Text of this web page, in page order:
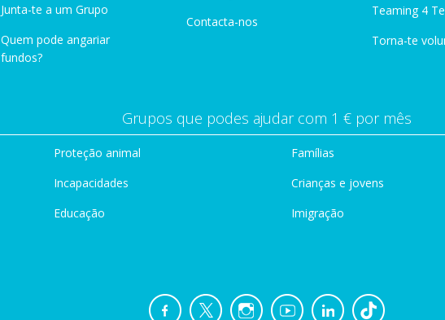
Junta-te a um Grupo
Quem pode angariar
fundos?
Contacta-nos
Teaming 4
Torna-te
Grupos que podes ajudar com 1 € por mês
Proteção animal
Incapacidades
Educação
Famílias
Crianças e jovens
Imigração